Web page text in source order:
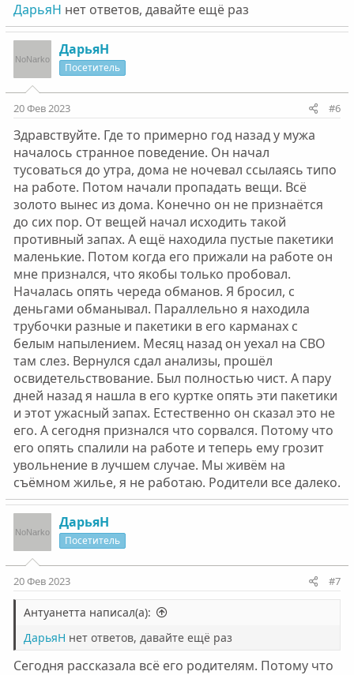
ДарьяН нет ответов, давайте ещё раз
ДарьяН
Посетитель
20 Фев 2023 #6
Здравствуйте. Где то примерно год назад у мужа
началось странное поведение. Он начал
тусоваться до утра, дома не ночевал ссылаясь типо
на работе. Потом начали пропадать вещи. Всё
золото вынес из дома. Конечно он не признаётся
до сих пор. От вещей начал исходить такой
противный запах. А ещё находила пустые пакетики
маленькие. Потом когда его прижали на работе он
мне признался, что якобы только пробовал.
Началась опять череда обманов. Я бросил, с
деньгами обманывал. Параллельно я находила
трубочки разные и пакетики в его карманах с
белым напылением. Месяц назад он уехал на СВО
там слез. Вернулся сдал анализы, прошёл
освидетельствование. Был полностью чист. А пару
дней назад я нашла в его куртке опять эти пакетики
и этот ужасный запах. Естественно он сказал это не
его. А сегодня признался что сорвался. Потому что
его опять спалили на работе и теперь ему грозит
увольнение в лучшем случае. Мы живём на
съёмном жилье, я не работаю. Родители все далеко.
ДарьяН
Посетитель
20 Фев 2023 #7
Антуанетта написал(а):
ДарьяН нет ответов, давайте ещё раз
Сегодня рассказала всё его родителям. Потому что